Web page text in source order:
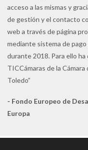
acceso a las mismas y
de gestión y el contacto
web a través de página
mediante sistema de
durante 2018. Para ello
TICCámaras de la
Toledo”
- Fondo Europeo de
Europa